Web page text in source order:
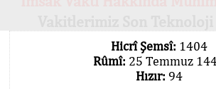
Hicrî Şemsî: 1404
Rûmî: 25 Temmuz
Hızır: 94